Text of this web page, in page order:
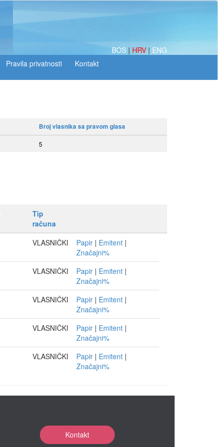
BOS | HRV | ENG
Broj vlasnika sa pravom glasa
5
Tip
računa
VLASNIČKI Papir | Emitent |
Značajni%
VLASNIČKI Papir | Emitent |
Značajni%
VLASNIČKI Papir | Emitent |
Značajni%
VLASNIČKI Papir | Emitent |
Značajni%
VLASNIČKI Papir | Emitent |
Značajni%
Kontakt